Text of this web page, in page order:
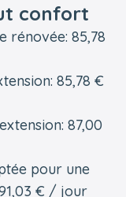
confort
rénovée: 85,78
85,78 €
87,00
pour une
€ / jour